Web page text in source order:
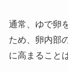
通常、ゆで卵
ため、卵内部
に高まること